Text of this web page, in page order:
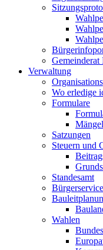
Gemeinderat
Verwaltung
Wo erledige
Formulare
Satzungen
Steuern und
Standesamt
Wahlen